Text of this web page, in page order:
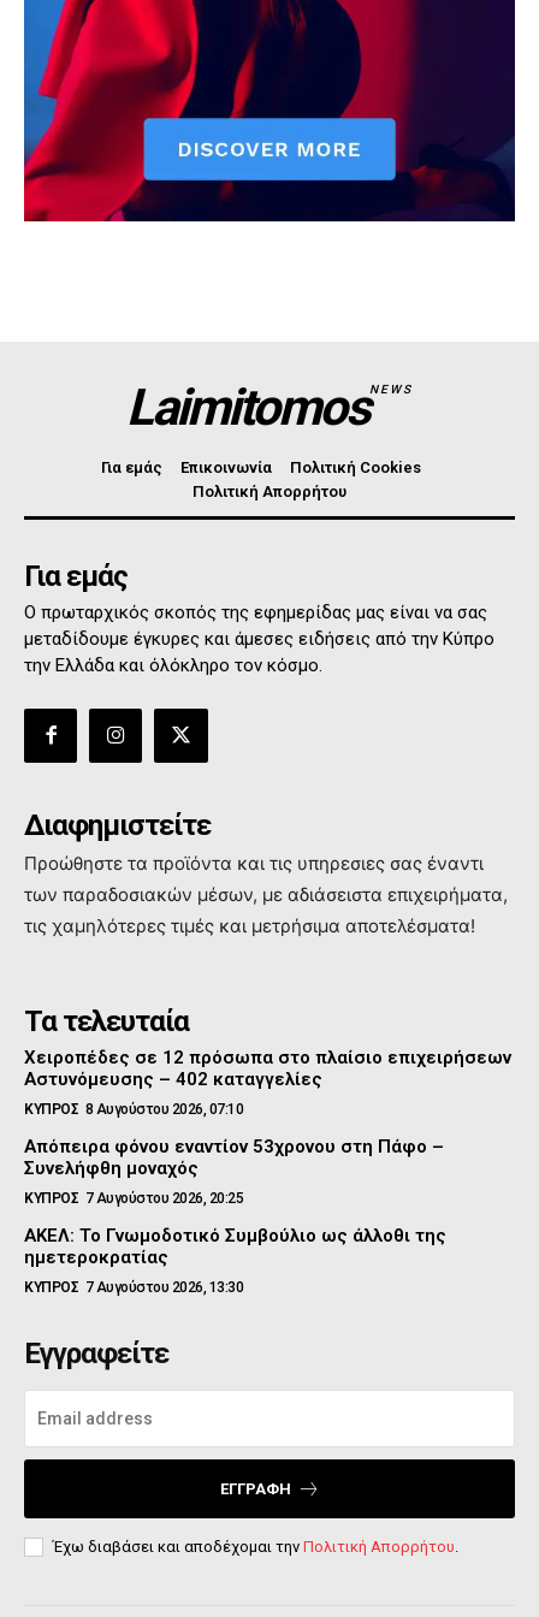
LaimitomosNEWS
Για εμάς Επικοινωνία
Πολιτική Cookies
Πολιτική Απορρήτου
Για εμάς
Ο πρωταρχικός σκοπός της εφημερίδας μας είναι να σας
μεταδίδουμε έγκυρες και άμεσες ειδήσεις από την Κύπρο
την Ελλάδα και όλόκληρο τον κόσμο.
Διαφημιστείτε
Προώθηστε τα προϊόντα και τις υπηρεσιες σας έναντι
των παραδοσιακών μέσων, με αδιάσειστα επιχειρήματα,
τις χαμηλότερες τιμές και μετρήσιμα αποτελέσματα!
Τα τελευταία
Χειροπέδες σε 12 πρόσωπα στο πλαίσιο επιχειρήσεων
Αστυνόμευσης – 402 καταγγελίες
ΚΥΠΡΟΣ 8 Αυγούστου 2026, 07:10
Απόπειρα φόνου εναντίον 53χρονου στη Πάφο –
Συνελήφθη μοναχός
ΚΥΠΡΟΣ 7 Αυγούστου 2026, 20:25
ΑΚΕΛ: Το Γνωμοδοτικό Συμβούλιο ως άλλοθι της
ημετεροκρατίας
ΚΥΠΡΟΣ 7 Αυγούστου 2026, 13:30
Εγγραφείτε
ΕΓΓΡΑΦΉ
Έχω διαβάσει και αποδέχομαι την Πολιτική Απορρήτου